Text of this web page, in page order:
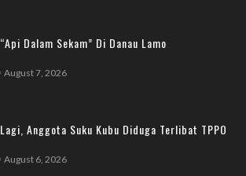
“Api Dalam Sekam” Di Danau Lamo
August 7, 2026
Lagi, Anggota Suku Kubu Diduga Terlibat TPPO
August 6, 2026